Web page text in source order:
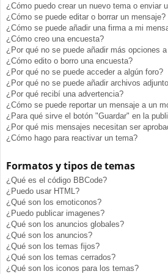
¿Cómo puedo crear un nuevo tema o enviar
¿Cómo se puede editar o borrar un mensaje?
¿Cómo se puede añadir una firma a mi
¿Cómo creo una encuesta?
¿Por qué no se puede añadir más opciones
¿Cómo edito o borro una encuesta?
¿Por qué no se puede acceder a algún foro?
¿Por qué no se puede añadir archivos
¿Por qué recibí una advertencia?
¿Cómo se puede reportar un mensaje a un
¿Para qué sirve el botón "Guardar" en la
¿Por qué mis mensajes necesitan ser
¿Cómo hago para reactivar un tema?
Formatos y tipos de temas
¿Qué es el código BBCode?
¿Puedo usar HTML?
¿Qué son los emoticonos?
¿Puedo publicar imagenes?
¿Qué son los anuncios globales?
¿Qué son los anuncios?
¿Qué son los temas fijos?
¿Qué son los temas cerrados?
¿Qué son los iconos para los temas?